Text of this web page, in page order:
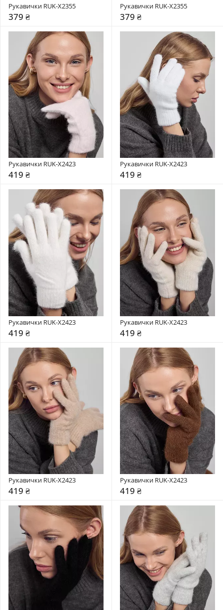
Рукавички RUK-X2355
379 ₴
Рукавички RUK-X2355
379 ₴
Рукавички RUK-X2423
419 ₴
Рукавички RUK-X2423
419 ₴
Рукавички RUK-X2423
419 ₴
Рукавички RUK-X2423
419 ₴
Рукавички RUK-X2423
419 ₴
Рукавички RUK-X2423
419 ₴